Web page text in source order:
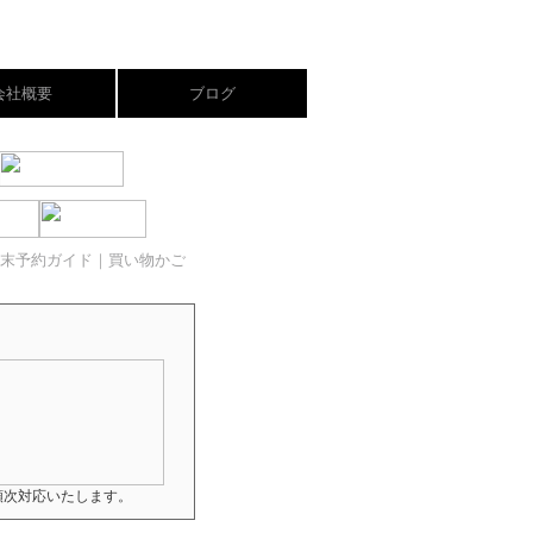
社概要 ブログ
予約ガイド ｜買い物かご
対応いたします。